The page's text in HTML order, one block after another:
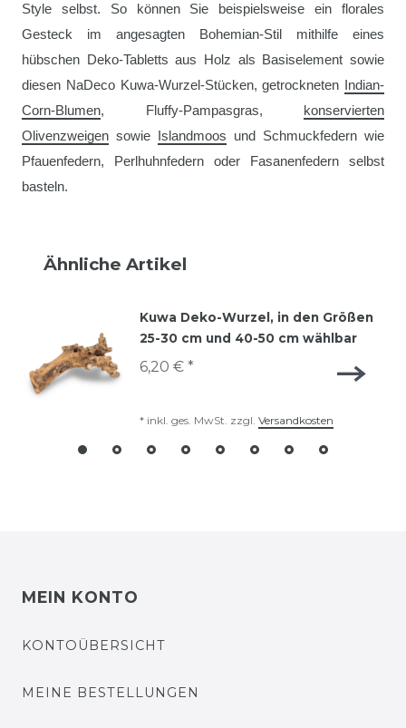
Style selbst. So können Sie beispielsweise ein florales
Gesteck im angesagten Bohemian-Stil mithilfe eines
hübschen Deko-Tabletts aus Holz als Basiselement sowie
diesen NaDeco Kuwa-Wurzel-Stücken, getrockneten
Indian-
Corn-Blumen, Fluffy-Pampasgras,
konservierten
Olivenzweigen sowie Islandmoos und Schmuckfedern wie
Pfauenfedern, Perlhuhnfedern oder Fasanenfedern selbst
basteln.
Ähnliche Artikel
Kuwa Deko-Wurzel, in den Größen
25-30 cm und 40-50 cm wählbar
6,20 € *
* inkl. ges. MwSt. zzgl. Versandkosten
MEIN KONTO
KONTOÜBERSICHT
MEINE BESTELLUNGEN